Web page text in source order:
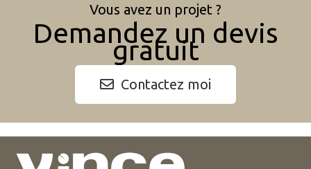
Vous avez un projet ?
Demandez un devis
gratuit
Contactez moi